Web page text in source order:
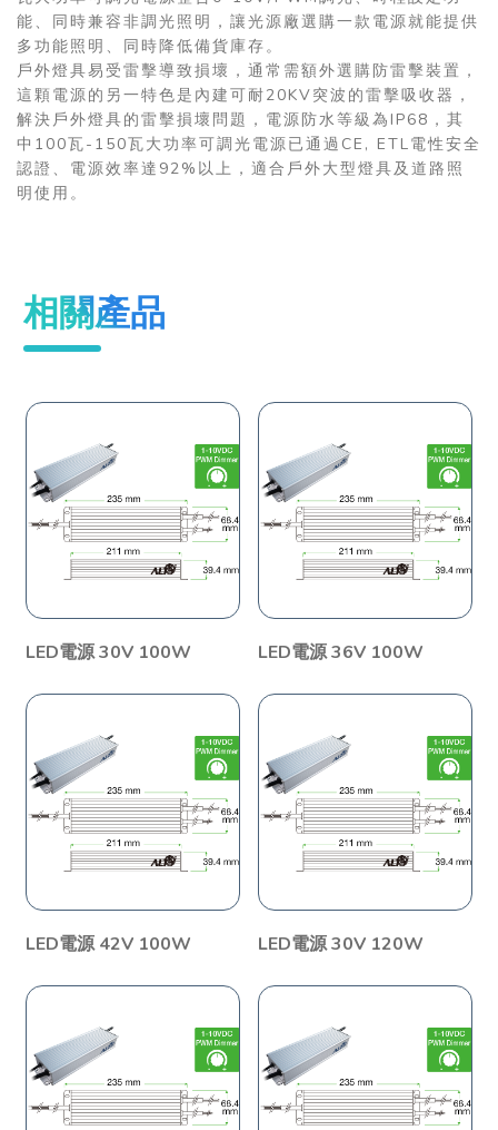
能、同時兼容非調光照明，讓光源廠選購一款電源就能提供
多功能照明、同時降低備貨庫存。
戶外燈具易受雷擊導致損壞，通常需額外選購防雷擊裝置，
這顆電源的另一特色是內建可耐20KV突波的雷擊吸收器，
解決戶外燈具的雷擊損壞問題，電源防水等級為IP68，其
中100瓦-150瓦大功率可調光電源已通過CE, ETL電性安全
認證、電源效率達92%以上，適合戶外大型燈具及道路照
明使用。
相關產品
LED電源 30V 100W LED電源 36V 100W
LED電源 42V 100W LED電源 30V 120W